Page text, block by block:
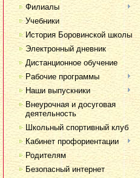
Филиалы
Учебники
История Боровинской школы
Электронный дневник
Дистанционное обучение
Рабочие программы
Наши выпускники
Внеурочная и досуговая
деятельность
Школьный спортивный клуб
Кабинет профориентации
Родителям
Безопасный интернет